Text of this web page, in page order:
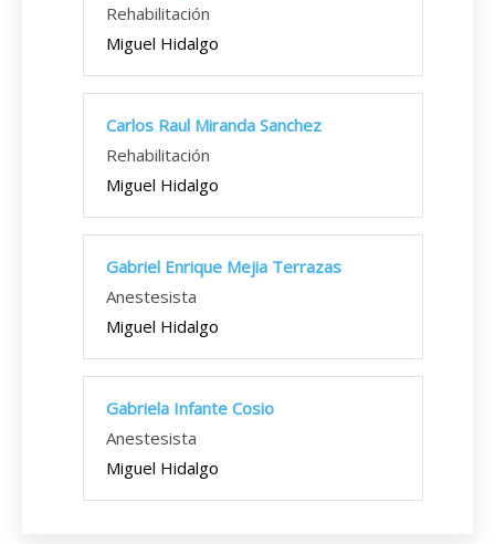
Rehabilitación
Miguel Hidalgo
Carlos Raul Miranda Sanchez
Rehabilitación
Miguel Hidalgo
Gabriel Enrique Mejia Terrazas
Anestesista
Miguel Hidalgo
Gabriela Infante Cosio
Anestesista
Miguel Hidalgo